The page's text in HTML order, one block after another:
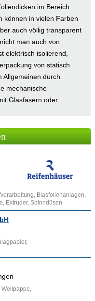
im Bereich
können in vielen Farben
auch völlig transparent
man auch von
elektrisch isolierend,
von statisch
Allgemeinen durch
mechanische
Glasfasern oder
Laserdrucker.
(wie Polyethylen)
Daneben
Polystyrol,
Dagegen wird
kann aber mit
werden häufig
von Baumaterial
Baufolien werden
Schichten
genannte Geotextilien in
gegeneinander
zum Sammeln der
Blasfolienanlagen,
Extruder, Spinndüsen
Wellpappe,